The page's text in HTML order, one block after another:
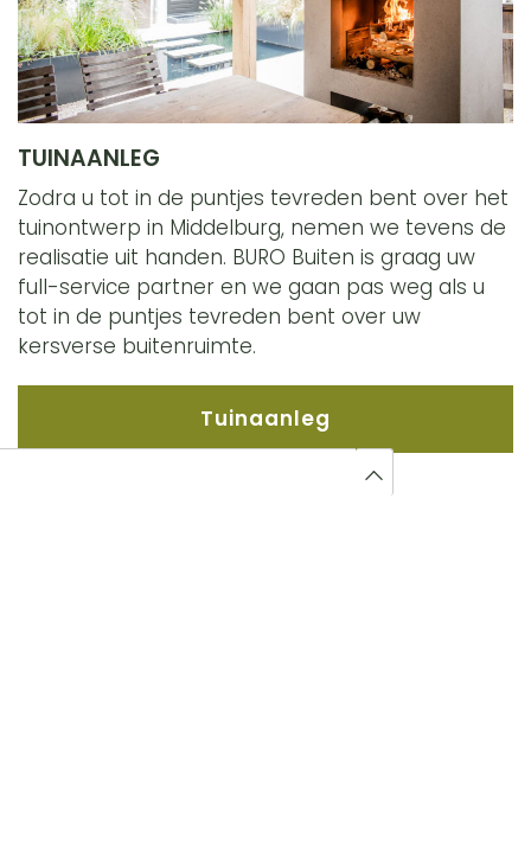
TUINAANLEG
Zodra u tot in de puntjes tevreden bent over het
tuinontwerp in Middelburg, nemen we tevens de
realisatie uit handen. BURO Buiten is graag uw
full-service partner en we gaan pas weg als u
tot in de puntjes tevreden bent over uw
kersverse buitenruimte.
Tuinaanleg